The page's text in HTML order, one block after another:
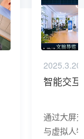
2025.3.20
智能交互
通过大屏
与虚拟人